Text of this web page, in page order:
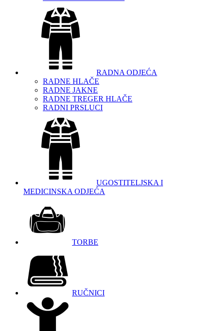
RADNA ODJEĆA
RADNE HLAČE
RADNE JAKNE
RADNE TREGER HLAČE
RADNI PRSLUCI
UGOSTITELJSKA I
MEDICINSKA ODJEĆA
TORBE
RUČNICI